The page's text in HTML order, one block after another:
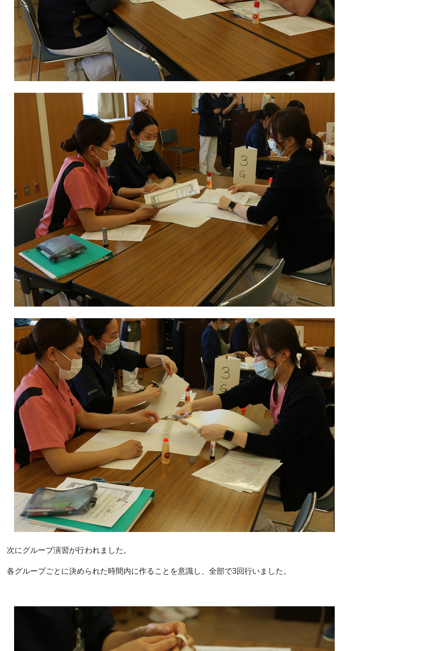
次にグループ演習が行われました。
各グループごとに決められた時間内に作ることを意識し、全部で3回行いました。